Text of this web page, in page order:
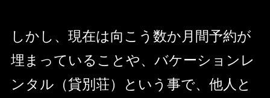
しかし、現在は向こう数か月間予約が
埋まっていることや、バケーションレ
ンタル（貸別荘）という事で、他人と